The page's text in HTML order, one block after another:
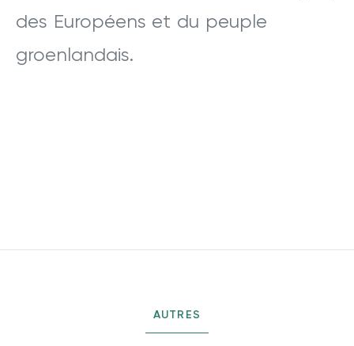
des Européens et du peuple
groenlandais.
AUTRES